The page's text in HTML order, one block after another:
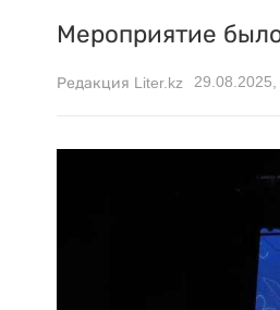
Мероприятие
Редакция Liter.kz 29.08.2025,